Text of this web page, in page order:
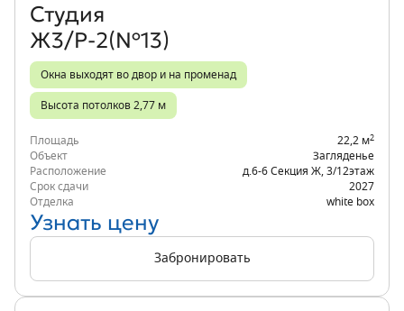
Студия
Ж3/Р-2(№13)
Окна выходят во двор и на променад
Высота потолков 2,77 м
Площадь 22,2 м2
Объект
Загляденье
Расположение
д.6-6 Секция Ж 3/12этаж
Срок сдачи
2027
Отделка
white box
Узнать цену
Забронировать